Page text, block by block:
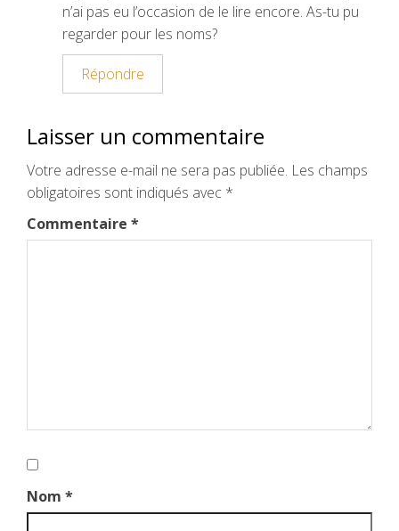
n’ai pas eu l’occasion de le lire encore. As-tu pu
regarder pour les noms?
Répondre
Laisser un commentaire
Votre adresse e-mail ne sera pas publiée. Les champs
obligatoires sont indiqués avec *
Commentaire *
Nom *